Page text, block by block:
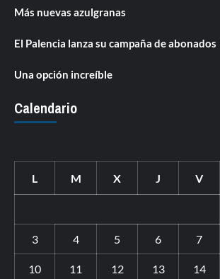
Más nuevas azulgranas
El Palencia lanza su campaña de abonados
Una opción increíble
Calendario
L M X J V
3 4 5 6 7
10 11 12 13 14